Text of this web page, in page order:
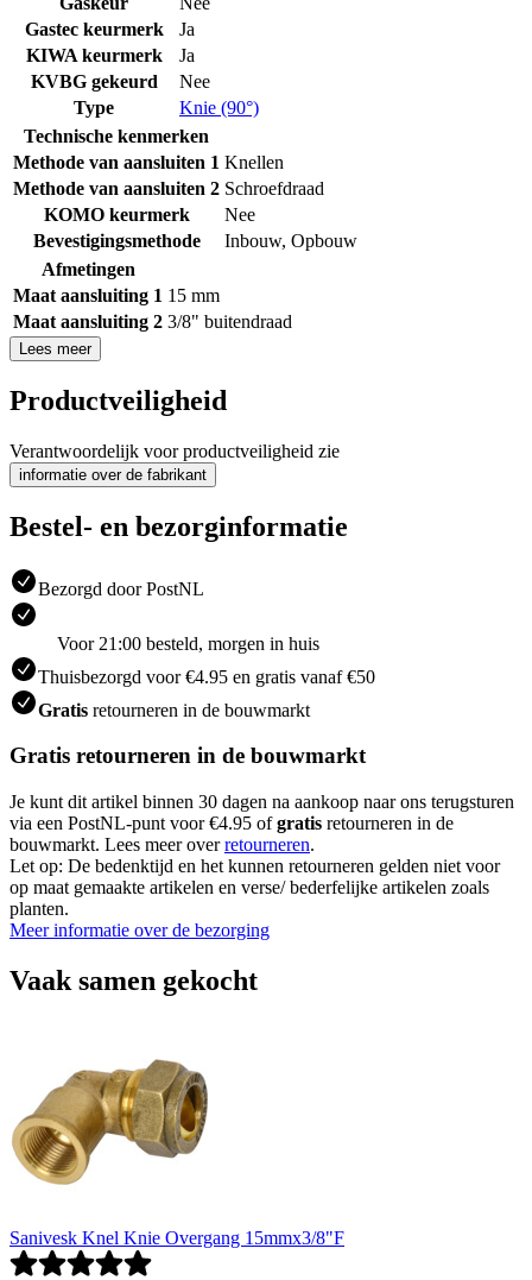
Gastec keurmerk
Ja
KIWA keurmerk
Ja
KVBG gekeurd
Nee
Type
Knie (90°)
Technische kenmerken
Methode van aansluiten 1 Knellen
Methode van aansluiten 2 Schroefdraad
KOMO keurmerk
Nee
Bevestigingsmethode
Inbouw, Opbouw
Afmetingen
Maat aansluiting 1 15 mm
Maat aansluiting 2 3/8" buitendraad
Lees meer
Productveiligheid
Verantwoordelijk voor productveiligheid zie
informatie over de fabrikant
Bestel- en bezorginformatie
Bezorgd door PostNL
Voor 21:00 besteld, morgen in huis
Thuisbezorgd voor €4.95 en gratis vanaf €50
Gratis retourneren in de bouwmarkt
Gratis retourneren in de bouwmarkt
Je kunt dit artikel binnen 30 dagen na aankoop naar ons terugsturen
via een PostNL-punt voor €4.95 ofgratis retourneren in de
bouwmarkt. Lees meer overretourneren.
Let op: De bedenktijd en het kunnen retourneren gelden niet voor
op maat gemaakte artikelen en verse/ bederfelijke artikelen zoals
planten.
Meer informatie over de bezorging
Vaak samen gekocht
Sanivesk Knel Knie Overgang 15mmx3/8"F